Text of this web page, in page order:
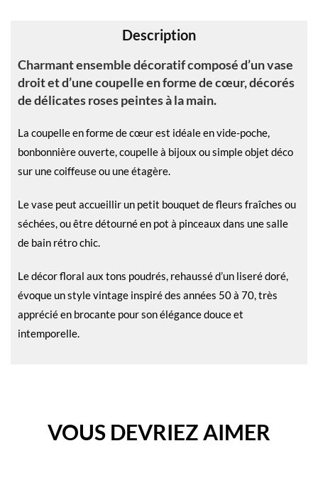
:
Description
Charmant ensemble décoratif composé d’un vase
droit et d’une coupelle en forme de cœur, décorés
de délicates roses peintes à la main.
La coupelle en forme de cœur est idéale en vide-poche,
bonbonnière ouverte, coupelle à bijoux ou simple objet déco
sur une coiffeuse ou une étagère.
Le vase peut accueillir un petit bouquet de fleurs fraîches ou
séchées, ou être détourné en pot à pinceaux dans une salle
de bain rétro chic.
Le décor floral aux tons poudrés, rehaussé d’un liseré doré,
évoque un style vintage inspiré des années 50 à 70, très
apprécié en brocante pour son élégance douce et
intemporelle.
VOUS DEVRIEZ AIMER